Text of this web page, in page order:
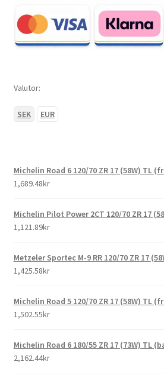
Valutor:
SEK EUR
Michelin Road 6 120/70 ZR 17 (58W) TL
1,689.48kr
Michelin Pilot Power 2CT 120/70 ZR 17
1,121.89kr
Metzeler Sportec M-9 RR 120/70 ZR 17
1,425.58kr
Michelin Road 5 120/70 ZR 17 (58W) TL
1,502.55kr
Michelin Road 6 180/55 ZR 17 (73W) TL
2,162.44kr